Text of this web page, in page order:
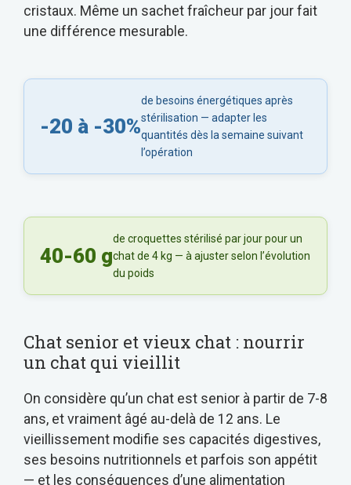
cristaux. Même un sachet fraîcheur par jour fait
une différence mesurable.
-20 à -30%
de besoins énergétiques après
stérilisation — adapter les
quantités dès la semaine suivant
l’opération
40-60 g
de croquettes stérilisé par jour pour un
chat de 4 kg — à ajuster selon l’évolution
du poids
Chat senior et vieux chat : nourrir
un chat qui vieillit
On considère qu’un chat est senior à partir de 7-8
ans, et vraiment âgé au-delà de 12 ans. Le
vieillissement modifie ses capacités digestives,
ses besoins nutritionnels et parfois son appétit
— et les conséquences d’une alimentation